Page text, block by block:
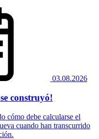
03.08.2026
construyó!
cómo debe calcularse el
cuando han transcurrido